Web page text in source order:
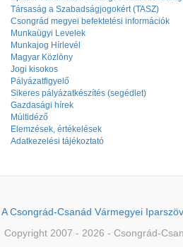
Társaság a Szabadságjogokért (TASZ)
Csongrád megyei befektetési információk
Munkaügyi Levelek
Munkajog Hírlevél
Magyar Közlöny
Jogi kisokos
Pályázatfigyelő
Sikeres pályázatkészítés (segédlet)
Gazdasági hírek
Múltidéző
Elemzések, értékelések
Adatkezelési tájékoztató
A Csongrád-Csanád Vármegyei
Copyright 2007 - 2026 - Csongrád-